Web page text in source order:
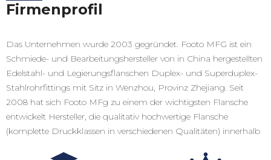
Firmenprofil
Das Unternehmen wurde 2003 gegründet. Footo MFG ist ein
Schmiede- und Bearbeitungshersteller von in China hergestellten
Edelstahl- und Legierungsflanschen Duplex- und Superduplex-
Stahlrohrfittings mit Sitz in Wenzhou, Provinz Zhejiang. Seit
2008 hat sich Footo MFg zu einem der wichtigsten Flansche
entwickelt Hersteller, die qualitativ hochwertige Flansche
(komplette Druckklassen in verschiedenen Qualitäten) innerhalb